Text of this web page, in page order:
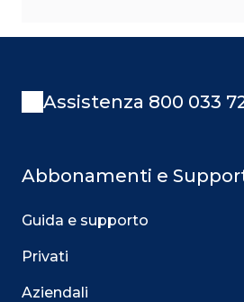
Assistenza 800 033
Abbonamenti e
Guida e supporto
Privati
Aziendali